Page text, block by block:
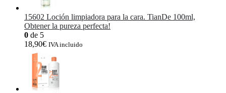
15602 Loción limpiadora para la cara. TianDe 100ml,
Obtener la pureza perfecta!
0 de 5
18,90€ IVA incluido